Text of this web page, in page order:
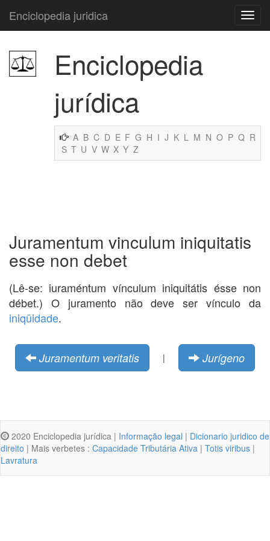
Enciclopedia juridica
Enciclopedia
jurídica
A B C D E F G H I J K L M N O P Q R
S T U V W X Y Z
Juramentum vinculum iniquitatis
esse non debet
(Lê-se: iuraméntum vínculum iniquitátis ésse non
débet.) O juramento não deve ser vínculo da
iniqüidade.
Juramentum veritatis | Jurígeno
2020 Enciclopedia jurídica | Informação legal | Dicionario juridico de
direito | Mais verbetes : Capacidade Tributária Ativa | Totis viribus |
Lavratura